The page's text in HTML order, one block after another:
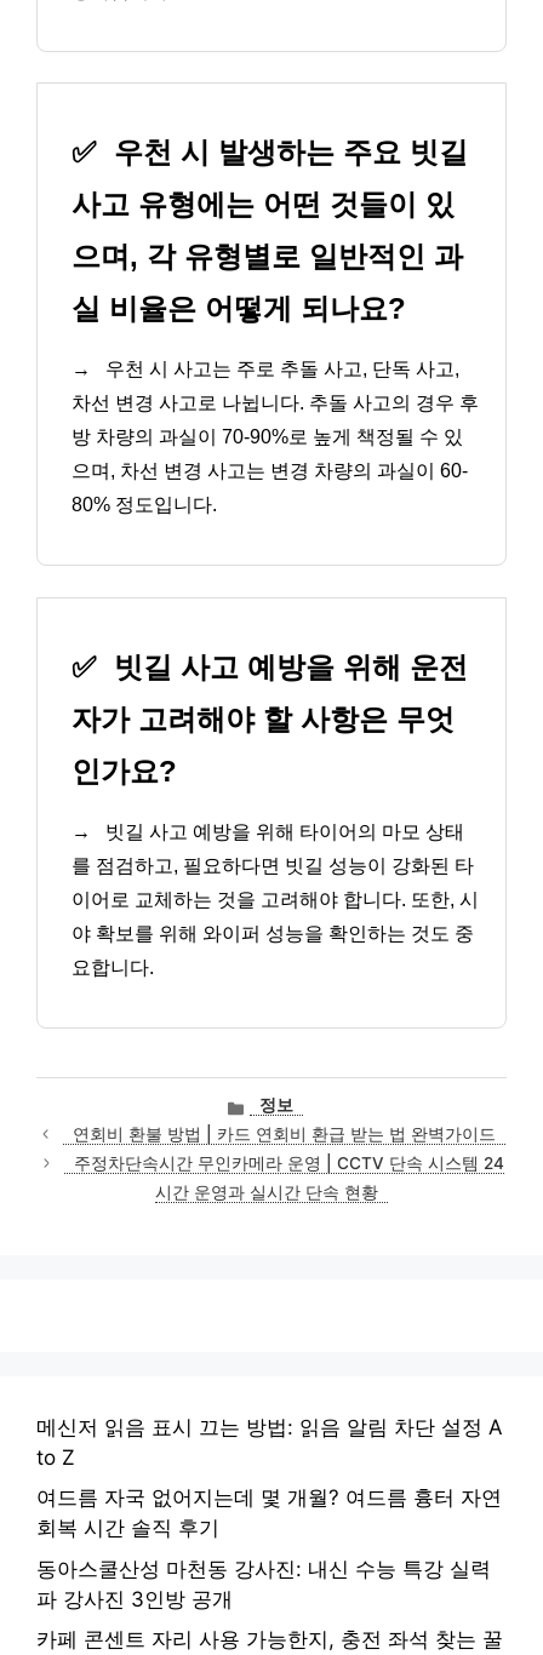
✅ 우천 시 발생하는 주요 빗길
사고 유형에는 어떤 것들이 있
으며, 각 유형별로 일반적인 과
실 비율은 어떻게 되나요?
→
우천 시 사고는 주로 추돌 사고, 단독 사고,
차선 변경 사고로 나뉩니다. 추돌 사고의 경우 후
방 차량의 과실이 70-90%로 높게 책정될 수 있
으며, 차선 변경 사고는 변경 차량의 과실이 60-
80% 정도입니다.
✅
빗길 사고 예방을 위해 운전
자가 고려해야 할 사항은 무엇
인가요?
→
빗길 사고 예방을 위해 타이어의 마모 상태
를 점검하고, 필요하다면 빗길 성능이 강화된 타
이어로 교체하는 것을 고려해야 합니다. 또한, 시
야 확보를 위해 와이퍼 성능을 확인하는 것도 중
요합니다.
카
테
고
리
정보
연회비 환불 방법 | 카드 연회비 환급 받는 법 완벽가이드
주정차단속시간 무인카메라 운영 | CCTV 단속 시스템 24
시간 운영과 실시간 단속 현황
메신저 읽음 표시 끄는 방법: 읽음 알림 차단 설정 A
to Z
여드름 자국 없어지는데 몇 개월? 여드름 흉터 자연
회복 시간 솔직 후기
동아스쿨산성 마천동 강사진: 내신 수능 특강 실력
파 강사진 3인방 공개
카페 콘센트 자리 사용 가능한지, 충전 좌석 찾는 꿀